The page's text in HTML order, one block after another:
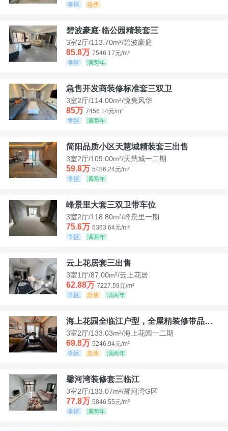
学区
急售
碧波豪庭·临公园精装套三
3室2厅/113.70m²/碧波豪庭
85.8万 7546.17元/m²
学区
满两年
急售开发商装修标准套三双卫
3室2厅/114.00m²/悦隽风华
85万 7456.14元/m²
学区
满两年
简阳品质小区天慧城精装套三出售
3室2厅/109.00m²/天慧城一二期
59.8万 5486.24元/m²
学区
满两年
峰景里大套三双卫带车位
3室2厅/118.80m²/峰景里一期
75.6万 6363.64元/m²
学区
满两年
云上花居套三出售
3室1厅/87.00m²/云上花居
62.88万 7227.59元/m²
学区
急售 满两年
海上花园全临江户型，全屋精装修带品牌家具家电，诚意出售！
3室2厅/133.03m²/海上花园一二期
69.8万 5246.94元/m²
学区
急售 满两年
馨河湾装修套三临江
3室2厅/133.07m²/馨河湾G区
77.8万 5846.55元/m²
学区
满两年